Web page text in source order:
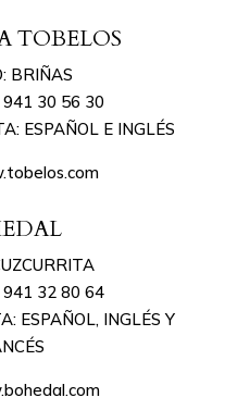
TOBELOS
BRIÑAS
941 30 56 30
ESPAÑOL E INGLÉS
941 32 80 64
ESPAÑOL, INGLÉS Y